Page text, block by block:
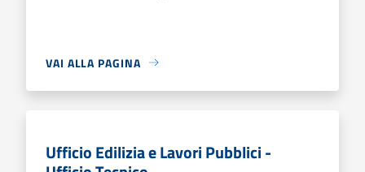
VAI ALLA PAGINA
Ufficio Edilizia e Lavori Pubblici -